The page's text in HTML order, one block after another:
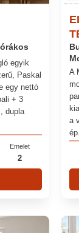
egyik
Paskal
egy nettó
+ 3
dupla
Emelet
2
A
a